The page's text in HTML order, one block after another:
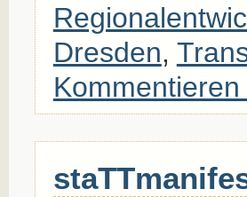
Dresden,
Kommentieren